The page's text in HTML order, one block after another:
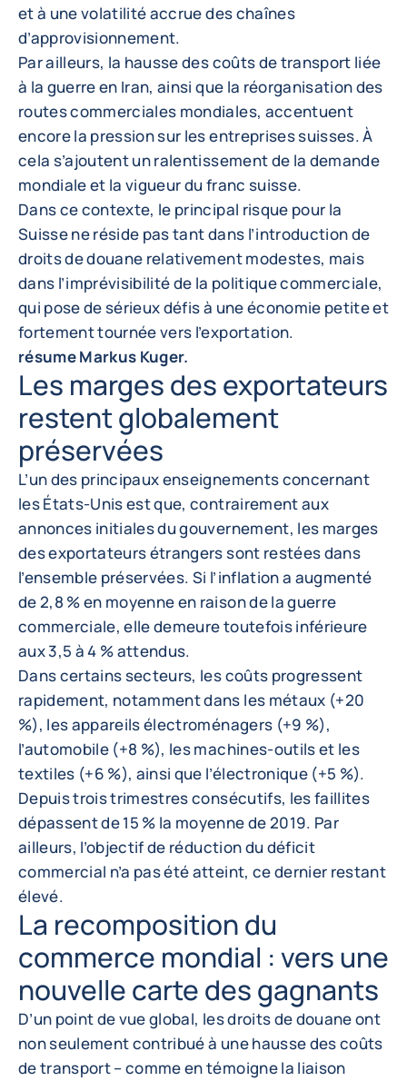
et à une volatilité accrue des chaînes
d’approvisionnement.
Par ailleurs, la hausse des coûts de transport liée
à la guerre en Iran, ainsi que la réorganisation des
routes commerciales mondiales, accentuent
encore la pression sur les entreprises suisses. À
cela s’ajoutent un ralentissement de la demande
mondiale et la vigueur du franc suisse.
Dans ce contexte, le principal risque pour la
Suisse ne réside pas tant dans l’introduction de
droits de douane relativement modestes, mais
dans l’imprévisibilité de la politique commerciale,
qui pose de sérieux défis à une économie petite et
fortement tournée vers l’exportation.
résume Markus Kuger.
Les marges des exportateurs
restent globalement
préservées
L’un des principaux enseignements concernant
les États-Unis est que, contrairement aux
annonces initiales du gouvernement, les marges
des exportateurs étrangers sont restées dans
l’ensemble préservées. Si l’inflation a augmenté
de 2,8 % en moyenne en raison de la guerre
commerciale, elle demeure toutefois inférieure
aux 3,5 à 4 % attendus.
Dans certains secteurs, les coûts progressent
rapidement, notamment dans les métaux (+20
%), les appareils électroménagers (+9 %),
l’automobile (+8 %), les machines-outils et les
textiles (+6 %), ainsi que l’électronique (+5 %).
Depuis trois trimestres consécutifs, les faillites
dépassent de 15 % la moyenne de 2019. Par
ailleurs, l’objectif de réduction du déficit
commercial n’a pas été atteint, ce dernier restant
élevé.
La recomposition du
commerce mondial : vers une
nouvelle carte des gagnants
D’un point de vue global, les droits de douane ont
non seulement contribué à une hausse des coûts
de transport – comme en témoigne la liaison